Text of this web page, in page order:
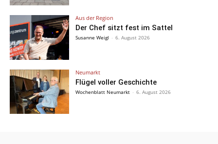
Aus der Region
Der Chef sitzt fest im Sattel
Susanne Weigl - 6. August 2026
Neumarkt
Flügel voller Geschichte
Wochenblatt Neumarkt - 6. August 2026